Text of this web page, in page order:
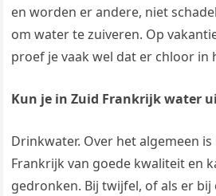
en worden er andere, niet
om water te zuiveren. Op
proef je vaak wel dat er chloor in
Kun je in Zuid Frankrijk water
Drinkwater. Over het algemeen
Frankrijk van goede kwaliteit en
gedronken. Bij twijfel, of als er